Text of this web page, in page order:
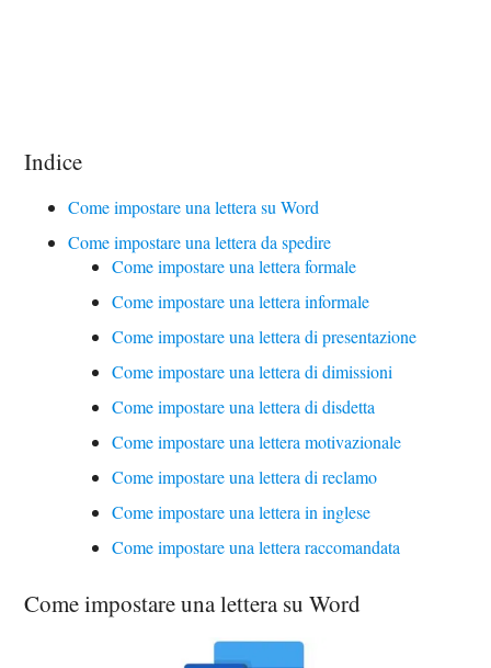
Indice
Come impostare una lettera su Word
Come impostare una lettera da spedire
Come impostare una lettera formale
Come impostare una lettera informale
Come impostare una lettera di presentazione
Come impostare una lettera di dimissioni
Come impostare una lettera di disdetta
Come impostare una lettera motivazionale
Come impostare una lettera di reclamo
Come impostare una lettera in inglese
Come impostare una lettera raccomandata
Come impostare una lettera su Word